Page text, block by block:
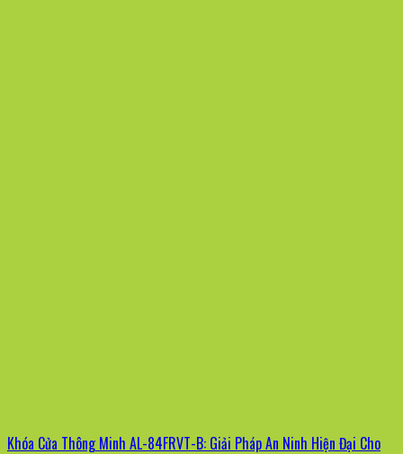
Khóa Cửa Thông Minh AL-84FRVT-B: Giải Pháp An Ninh Hiện Đại Cho